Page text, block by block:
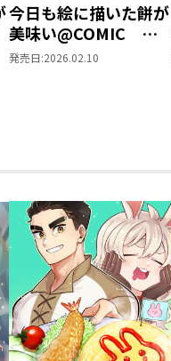
今日も絵に描いた餅が
美味い@COMIC ス
ペシャルプライスパッ
発売日:2026.02.10